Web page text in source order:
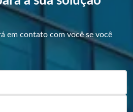
em contato com você se você